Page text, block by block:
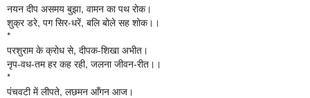
नयन दीप असमय बुझा, वामन का पथ रोक।
शुक्र डरे, पग सिर-धरें, बलि बोले सह शोक।।
*
परशुराम के क्रोध से, दीपक-शिखा अभीत।
नृप-वध-तम हर कह रही, जलना जीवन-रीत।।
*
पंचवटी में लीपते, लछमन आँगन आज।